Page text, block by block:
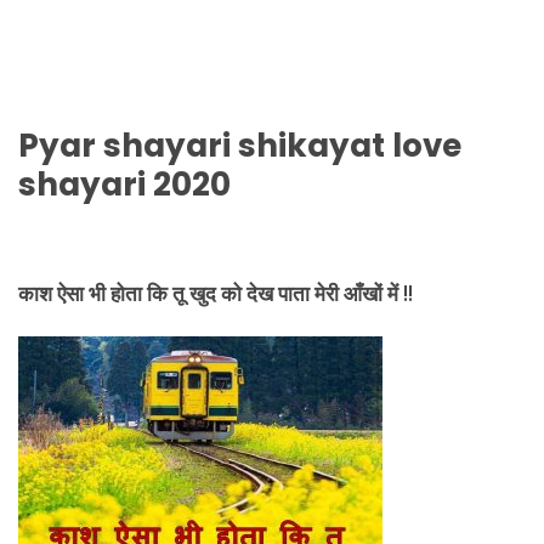
Pyar shayari shikayat love
shayari 2020
काश ऐसा भी होता कि तू खुद को देख पाता मेरी आँखों में !!